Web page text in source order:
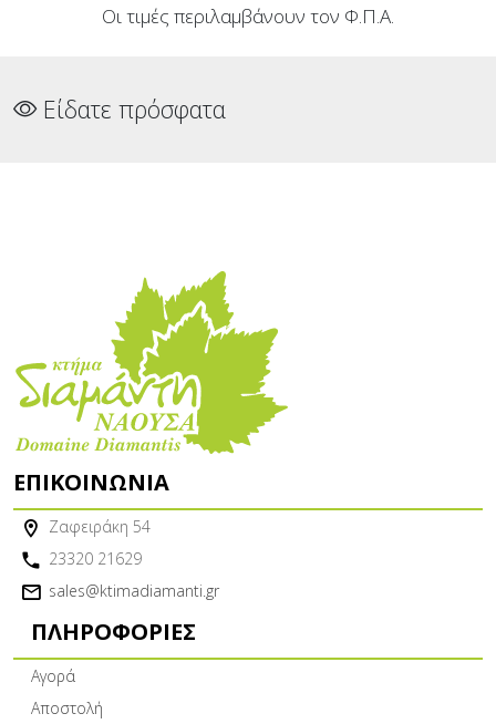
Οι τιμές περιλαμβάνουν τον Φ.Π.Α.
Είδατε πρόσφατα
ΕΠΙΚΟΙΝΩΝΊΑ
Ζαφειράκη 54
23320 21629
sales@ktimadiamanti.gr
ΠΛΗΡΟΦΟΡΊΕΣ
Αγορά
Αποστολή